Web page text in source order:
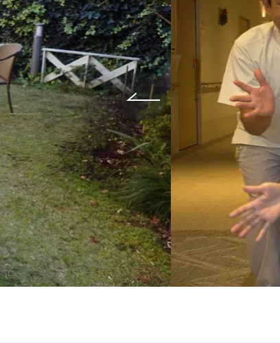
給与制度
スタッフインタビュー